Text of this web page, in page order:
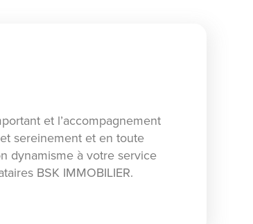
et l’accompagnement
sereinement et en toute
dynamisme à votre service
BSK IMMOBILIER.